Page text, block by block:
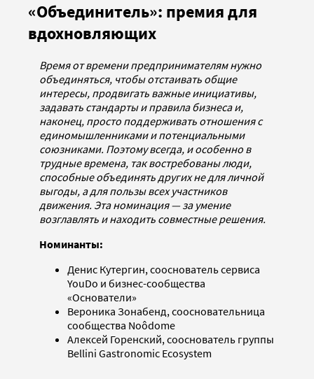
«Объединитель»: премия для
вдохновляющих
Время от времени предпринимателям нужно
объединяться, чтобы отстаивать общие
интересы, продвигать важные инициативы,
задавать стандарты и правила бизнеса и,
наконец, просто поддерживать отношения с
единомышленниками и потенциальными
союзниками. Поэтому всегда, и особенно в
трудные времена, так востребованы люди,
способные объединять других не для личной
выгоды, а для пользы всех участников
движения. Эта номинация — за умение
возглавлять и находить совместные решения.
Номинанты:
Денис Кутергин, сооснователь сервиса
YouDo и бизнес-сообщества
«Основатели»
Вероника Зонабенд, соосновательница
сообщества Noôdome
Алексей Горенский, сооснователь группы
Bellini Gastronomic Ecosystem